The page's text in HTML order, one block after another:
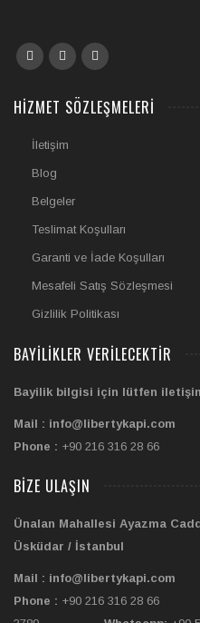
HIZMET SÖZLEŞMELERI
İletişim
Blog
Belgeler
Teslimat Koşulları
Garanti ve İade Koşulları
Mesafeli Satış Sözleşmesi
Gizlilik Politikası
BAYILIKLER VERILECEKTIR
Bayilik bilgisi için lütfen
Mail : info@libertykapi.com
Phone : +90 216 316 28 66
BIZE ULAŞIN
Ünalan Mahallesi Ayazma
Üsküdar / İstanbul
Mail : info@libertykapi.com
Phone : +90 216